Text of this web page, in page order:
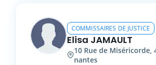
COMMISSAIRES DE JUSTICE
Elisa JAMAULT
10 Rue de Miséricorde,
nantes